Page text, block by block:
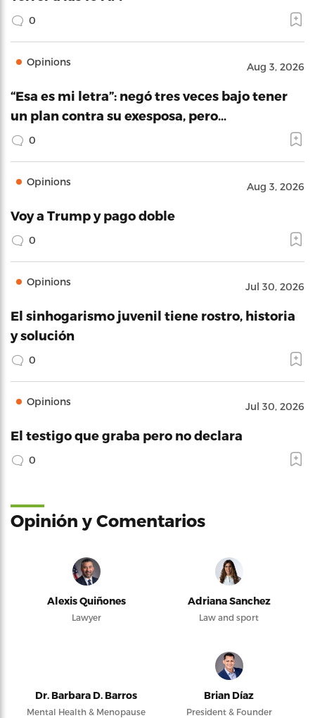
0
Opinions Aug 3, 2026
“Esa es mi letra”: negó tres veces bajo tener
un plan contra su exesposa, pero…
0
Opinions Aug 3, 2026
Voy a Trump y pago doble
0
Opinions Jul 30, 2026
El sinhogarismo juvenil tiene rostro, historia
y solución
0
Opinions Jul 30, 2026
El testigo que graba pero no declara
0
Opinión y Comentarios
Alexis Quiñones
Lawyer
Adriana Sanchez
Law and sport
Dr. Barbara D. Barros
Mental Health & Menopause
Brian Díaz
President & Founder